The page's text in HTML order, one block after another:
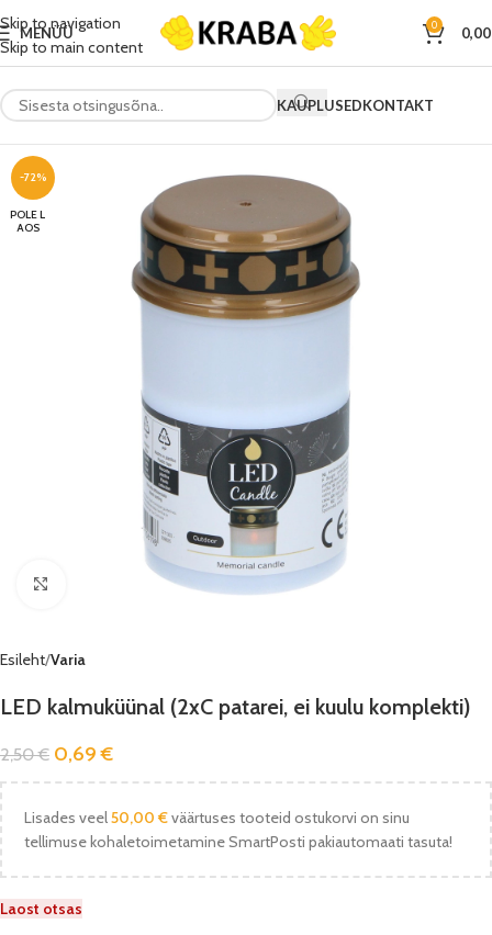
Skip to navigation
Skip to main content
MENÜÜ 0
KAUPLUSEDKONTAKT
-72%
POLE L
AOS
Esileht Varia
LED kalmuküünal (2xC patarei, ei kuulu komplekti)
2,50€ 0,69€
Lisades veel50,00 €väärtuses tooteid ostukorvi on sinu
tellimuse kohaletoimetamine SmartPosti pakiautomaati tasuta!
Laost otsas